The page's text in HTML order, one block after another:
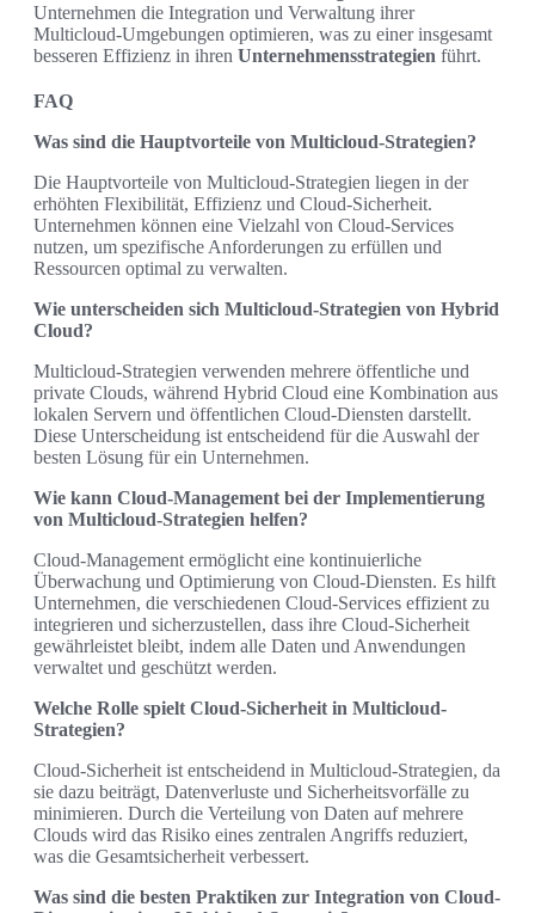
Unternehmen die Integration und Verwaltung ihrer
Multicloud-Umgebungen optimieren, was zu einer insgesamt
besseren Effizienz in ihren Unternehmensstrategien führt.
FAQ
Was sind die Hauptvorteile von Multicloud-Strategien?
Die Hauptvorteile von Multicloud-Strategien liegen in der
erhöhten Flexibilität, Effizienz und Cloud-Sicherheit.
Unternehmen können eine Vielzahl von Cloud-Services
nutzen, um spezifische Anforderungen zu erfüllen und
Ressourcen optimal zu verwalten.
Wie unterscheiden sich Multicloud-Strategien von Hybrid
Cloud?
Multicloud-Strategien verwenden mehrere öffentliche und
private Clouds, während Hybrid Cloud eine Kombination aus
lokalen Servern und öffentlichen Cloud-Diensten darstellt.
Diese Unterscheidung ist entscheidend für die Auswahl der
besten Lösung für ein Unternehmen.
Wie kann Cloud-Management bei der Implementierung
von Multicloud-Strategien helfen?
Cloud-Management ermöglicht eine kontinuierliche
Überwachung und Optimierung von Cloud-Diensten. Es hilft
Unternehmen, die verschiedenen Cloud-Services effizient zu
integrieren und sicherzustellen, dass ihre Cloud-Sicherheit
gewährleistet bleibt, indem alle Daten und Anwendungen
verwaltet und geschützt werden.
Welche Rolle spielt Cloud-Sicherheit in Multicloud-
Strategien?
Cloud-Sicherheit ist entscheidend in Multicloud-Strategien, da
sie dazu beiträgt, Datenverluste und Sicherheitsvorfälle zu
minimieren. Durch die Verteilung von Daten auf mehrere
Clouds wird das Risiko eines zentralen Angriffs reduziert,
was die Gesamtsicherheit verbessert.
Was sind die besten Praktiken zur Integration von Cloud-